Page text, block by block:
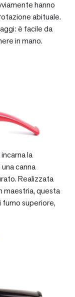
hanno
abituale.
è facile da
in mano.
la
canna
Realizzata
maestria, questa
fumo superiore,